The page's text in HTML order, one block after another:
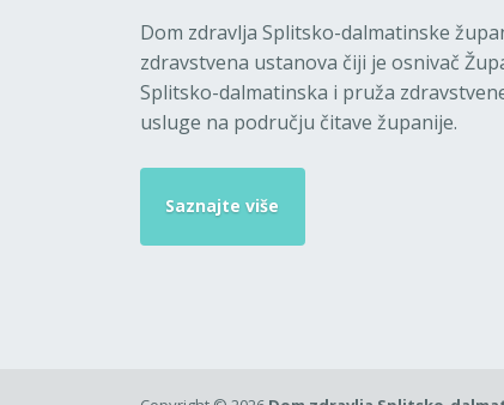
Dom zdravlja Splitsko-dalmatinske
zdravstvena ustanova čiji je osnivač
Splitsko-dalmatinska i pruža
usluge na području čitave županije.
Saznajte više